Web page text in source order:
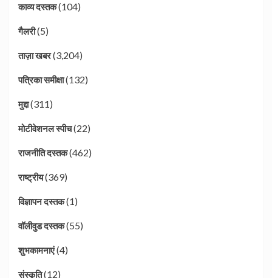
काव्य दस्तक(104)
गैलरी(5)
ताज़ा खबर(3,204)
पत्रिका समीक्षा(132)
मुद्दा(311)
मोटीवेशनल स्पीच(22)
राजनीति दस्तक(462)
राष्ट्रीय(369)
विज्ञापन दस्तक(1)
वॉलीवुड दस्तक(55)
शुभकामनाएं(4)
संस्कृति(12)